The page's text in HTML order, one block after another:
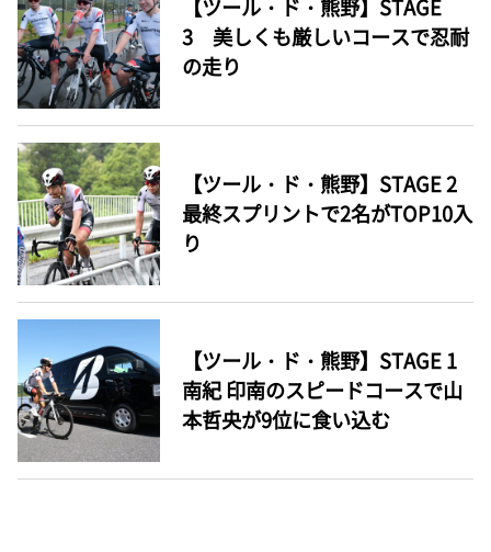
【ツール・ド・熊野】STAGE
3 美しくも厳しいコースで忍耐
の走り
【ツール・ド・熊野】STAGE 2
最終スプリントで2名がTOP10入
り
【ツール・ド・熊野】STAGE 1
南紀 印南のスピードコースで山
本哲央が9位に食い込む